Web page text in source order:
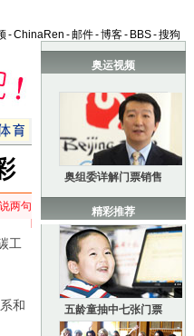
-ChinaRen -邮件-博客- BBS-搜狗
两句
工
和
奥运视频
奥组委详解门票销售
精彩推荐
五龄童抽中七张门票